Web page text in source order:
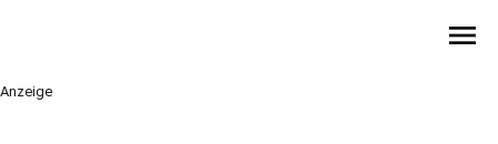
menu
Anzeige